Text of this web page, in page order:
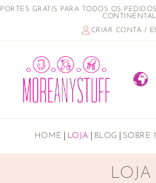
PORTES GRÁTIS PARA TODOS OS
CRIAR CONTA /
HOME LOJA BLOG SOBRE
LOJA